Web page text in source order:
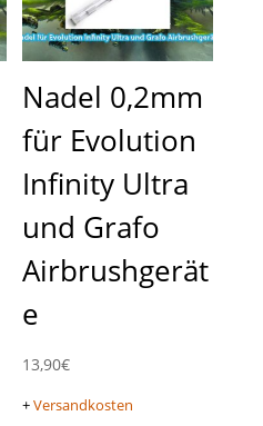
Nadel 0,2mm
für Evolution
Infinity Ultra
und Grafo
Airbrushgerät
e
13,90€
+Versandkosten